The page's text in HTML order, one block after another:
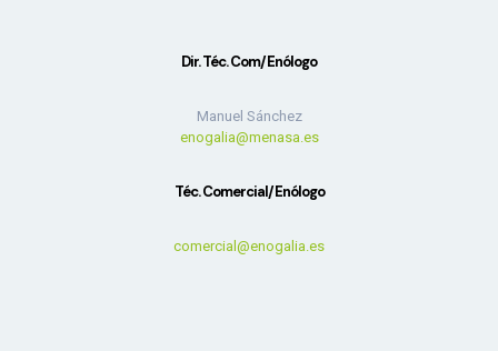
Dir. Téc. Com/Enólogo
Manuel Sánchez
enogalia@menasa.es
Téc. Comercial/Enólogo
comercial@enogalia.es